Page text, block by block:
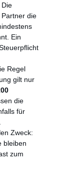
Die
die
Ein
Regel
gilt nur
die
für
Zweck:
bleiben
zum